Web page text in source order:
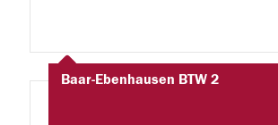
Baar-Ebenhausen BTW 2